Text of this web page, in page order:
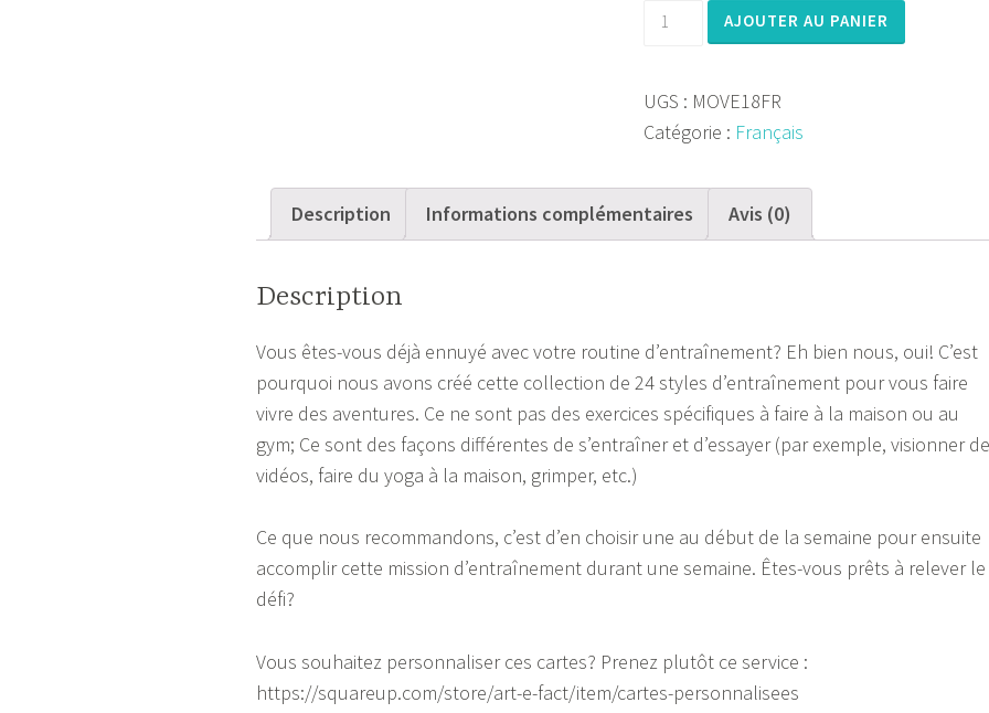
quantité
AJOUTER AU PANIER
UGS : MOVE18FR
Catégorie : Français
Description Informations complémentaires Avis (0)
Description
Vous êtes-vous déjà ennuyé avec votre routine d’entraînement? Eh bien nous, oui! C’est
pourquoi nous avons créé cette collection de 24 styles d’entraînement pour vous faire
vivre des aventures. Ce ne sont pas des exercices spécifiques à faire à la maison ou au
gym; Ce sont des façons différentes de s’entraîner et d’essayer (par exemple, visionner
vidéos, faire du yoga à la maison, grimper, etc.)
Ce que nous recommandons, c’est d’en choisir une au début de la semaine pour ensuite
accomplir cette mission d’entraînement durant une semaine. Êtes-vous prêts à relever le
défi?
Vous souhaitez personnaliser ces cartes? Prenez plutôt ce service :
https://squareup.com/store/art-e-fact/item/cartes-personnalisees